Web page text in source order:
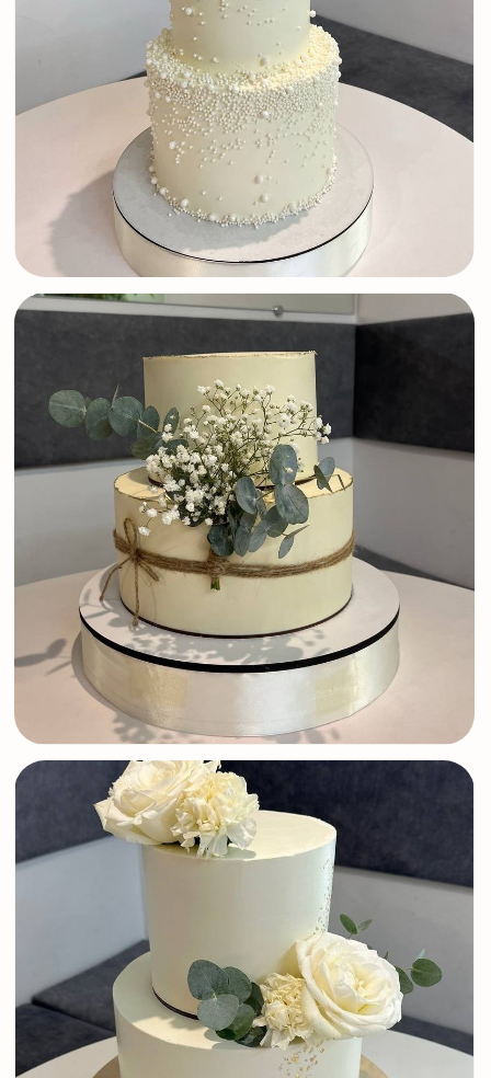
Берём на себя все заботы
о свадебном торте
Каждый десерт проходит контроль качества
перед отправкой клиенту. Мы делаем фото
торта с разных ракурсов и отправляем заказ
только после вашего одобрения.
Проверка качества
Убедитесь в качестве наших десертов
на бесплатной дегустации начинок
до оформления заказа.
Бесплатная дегустация начинок
Мы заключаем договор на свадебные торты от
7000 руб., который фиксирует все пожелания и
стоимость. предоплата от 3000 руб.